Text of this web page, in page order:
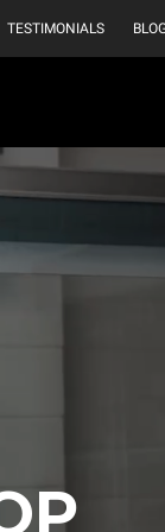
TESTIMONIALS